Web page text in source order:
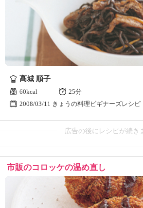
髙城 順子
60kcal
25分
2008/03/11 きょうの料理ビギナーズレシピ
広告の後にレシピが続き
市販のコロッケの温め直し